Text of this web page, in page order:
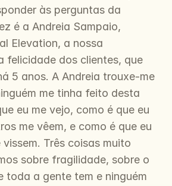
às perguntas da
é a Andreia Sampaio,
Elevation, a nossa
felicidade dos clientes, que
5 anos. A Andreia trouxe-me
me tinha feito desta
eu me vejo, como é que eu
me vêem, e como é que eu
Três coisas muito
sobre fragilidade, sobre o
toda a gente tem e ninguém